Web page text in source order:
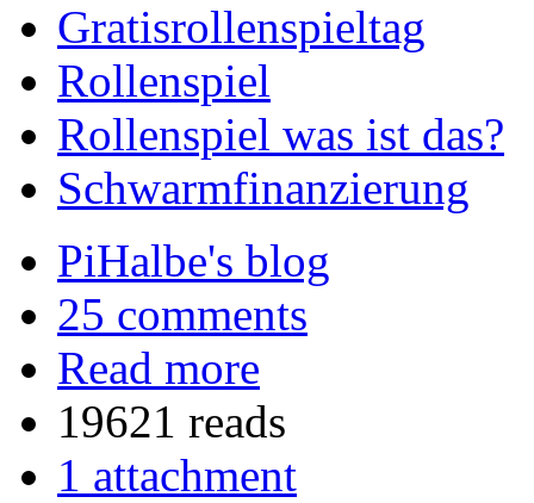
Gratisrollenspieltag
Rollenspiel
Rollenspiel was ist das?
Schwarmfinanzierung
PiHalbe's blog
25 comments
Read more
19621 reads
1 attachment